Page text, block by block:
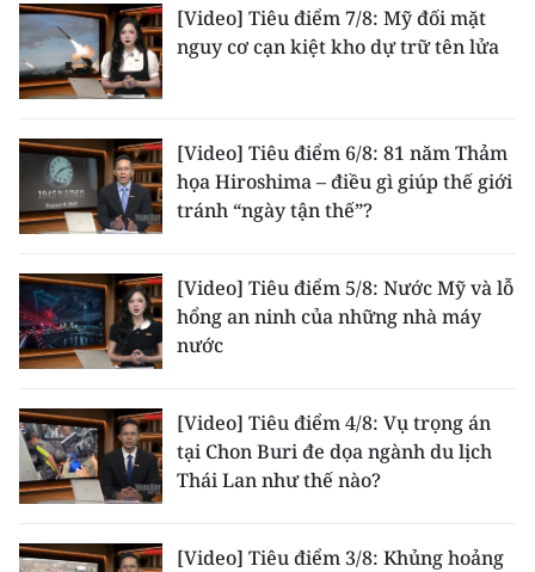
TIN MỚI
TIN ĐỊA PHƯƠNG
Trung du và miền núi phía Bắc
Đồng bằng sông Hồng
Duyên hải Nam Trung Bộ và Tây
Nguyên
Đồng bằng sông Cửu Long
Chuyên trang Hà Nội
Chuyên trang TP. Hồ Chí Minh
[Video] Tiêu điểm 7/8: Mỹ đối mặt
nguy cơ cạn kiệt kho dự trữ tên lửa
[Video] Tiêu điểm 6/8: 81 năm Thảm
họa Hiroshima – điều gì giúp thế giới
tránh “ngày tận thế”?
[Video] Tiêu điểm 5/8: Nước Mỹ và lỗ
hổng an ninh của những nhà máy
nước
[Video] Tiêu điểm 4/8: Vụ trọng án
tại Chon Buri đe dọa ngành du lịch
Thái Lan như thế nào?
[Video] Tiêu điểm 3/8: Khủng hoảng